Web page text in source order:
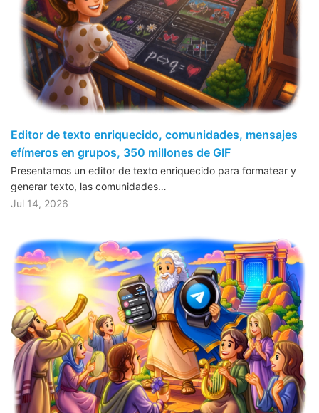
Editor de texto enriquecido, comunidades, mensajes
efímeros en grupos, 350 millones de GIF
Presentamos un editor de texto enriquecido para formatear y
generar texto, las comunidades…
Jul 14, 2026